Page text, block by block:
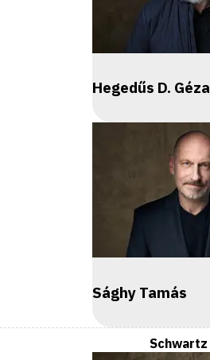
Hegedűs D. Géza
Sághy Tamás
Schwartz